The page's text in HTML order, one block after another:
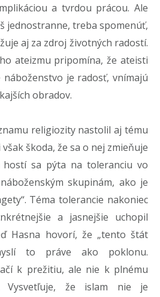
a tvrdou prácou. Ale
jednostranne, treba spomenúť,
aj za zdroj životných radostí.
ateizmu pripomína, že ateisti
je radosť, vnímajú
obradov.
religiozity nastolil aj tému
škoda, že sa o nej zmieňuje
sa pýta na toleranciu vo
skupinám, ako je
Téma tolerancie nakoniec
a jasnejšie uchopil
Hasna hovorí, že „tento štát
to práve ako poklonu.
k prežitiu, ale nie k plnému
Vysvetľuje, že islam nie je